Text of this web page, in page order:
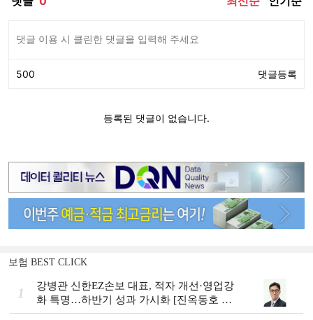
보험 BEST CLICK
1
강병관 신한EZ손보 대표, 적자 개선·영업강
화 특명…하반기 성과 가시화 [진옥동호 신
한금융, 부스트업 점검]